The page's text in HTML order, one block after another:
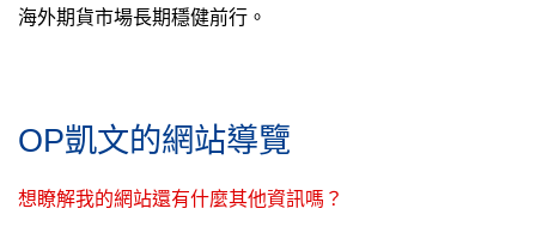
海外期貨市場長期穩健前行。
OP凱文的網站導覽
想瞭解我的網站還有什麼其他資訊嗎？